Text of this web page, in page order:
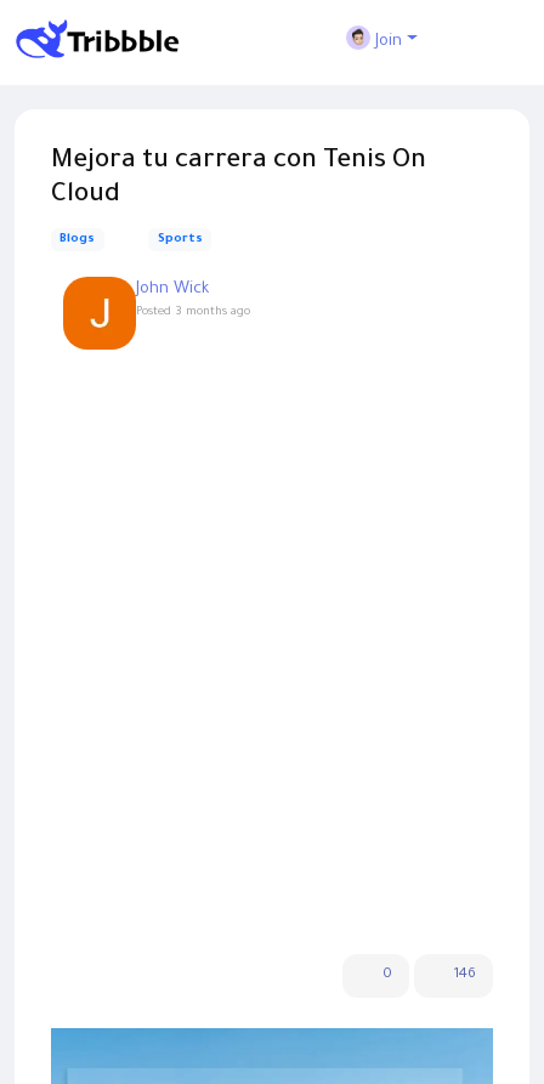
Join
Mejora tu carrera con Tenis On
Cloud
Blogs Sports
John Wick
Posted 3 months ago
0 146